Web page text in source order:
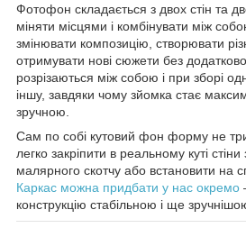
Фотофон складається з двох стін та
міняти місцями і комбінувати між
змінювати композицію, створювати
отримувати нові сюжети без
розрізаються між собою і при зборі
іншу, завдяки чому зйомка стає
зручною.
Сам по собі кутовий фон форму не
легко закріпити в реальному куті
малярного скотчу або встановити на
Каркас можна придбати у нас окремо
конструкцію стабільною і ще